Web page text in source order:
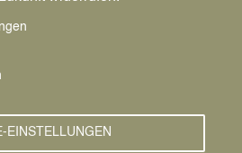
EINSTELLUNGEN